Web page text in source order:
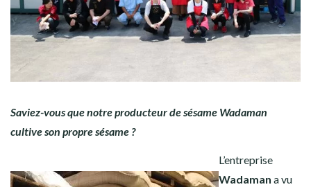
Saviez-vous que notre producteur de sésame Wadaman
cultive son propre sésame ?
L’entreprise
Wadaman a vu